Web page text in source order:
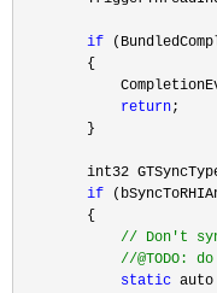
if
        {
return;
        }
int32
if
        {
// Don't
//
static auto